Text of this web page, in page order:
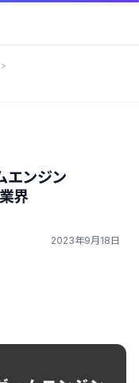
エンジン
界
2023年9月18日